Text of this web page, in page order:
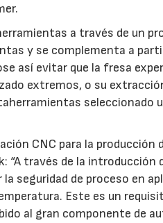
a través de un
y se complementa a
así evitar que la fresa
extremos, o su
seleccionado
CNC para la producción
“A través de la
seguridad de proceso en
Este es un
al gran componente de